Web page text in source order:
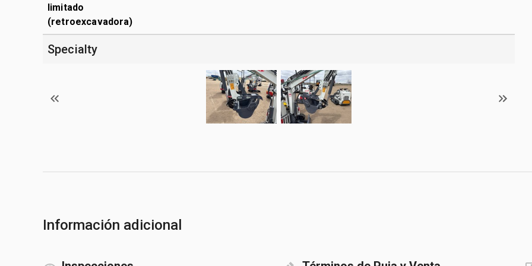
limitado
(retroexcavadora)
Specialty
Información adicional